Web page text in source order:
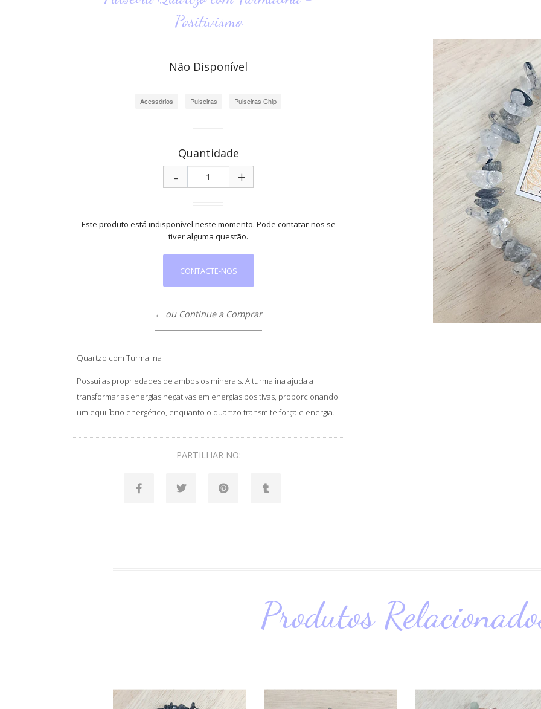
Positivismo
Não Disponível
Acessórios Pulseiras Pulseiras Chip
Quantidade
+
-
Este produto está indisponível neste momento. Pode contatar-nos se
tiver alguma questão.
CONTACTE-NOS
← ou Continue a Comprar
Quartzo com Turmalina
Possui as propriedades de ambos os minerais. A turmalina ajuda a
transformar as energias negativas em energias positivas, proporcionando
um equilíbrio energético, enquanto o quartzo transmite força e energia.
PARTILHAR NO:
Produtos